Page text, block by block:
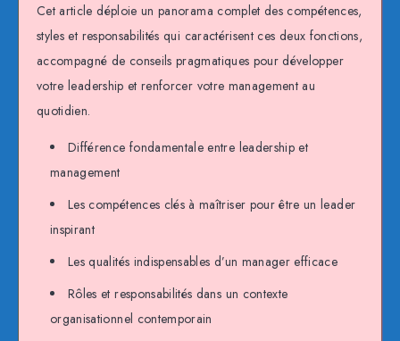
Cet article déploie un panorama complet des compétences,
styles et responsabilités qui caractérisent ces deux fonctions,
accompagné de conseils pragmatiques pour développer
votre leadership et renforcer votre management au
quotidien.
Différence fondamentale entre leadership et
management
Les compétences clés à maîtriser pour être un leader
inspirant
Les qualités indispensables d’un manager efficace
Rôles et responsabilités dans un contexte
organisationnel contemporain